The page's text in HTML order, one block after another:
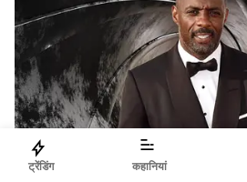
ट्रेंडिंग कहानियां